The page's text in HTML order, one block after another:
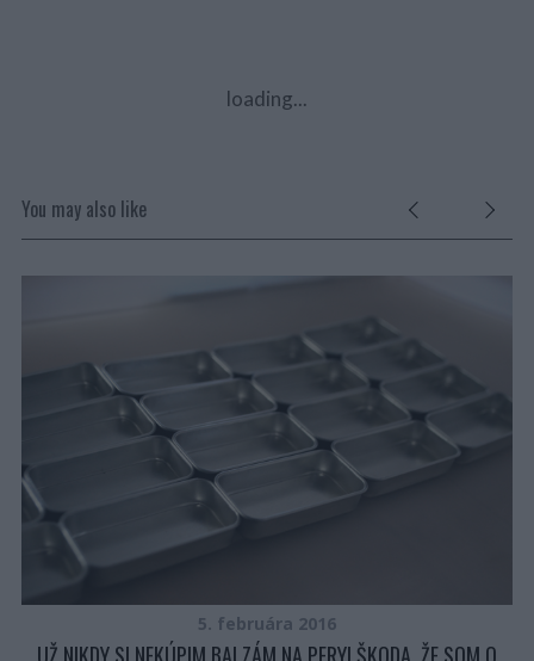
loading...
You may also like
5. februára 2016